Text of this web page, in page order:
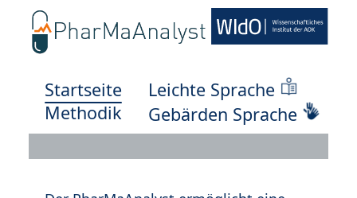
Startseite
Methodik
Leichte Sprache
Gebärden Sprache